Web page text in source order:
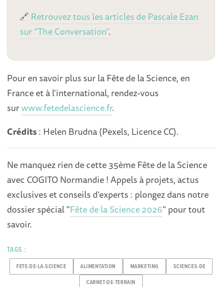
🔗 Retrouvez tous les articles de Pascale Ezan
sur “The Conversation”.
Pour en savoir plus sur la Fête de la Science, en
France et à l'international, rendez-vous
surwww.fetedelascience.fr.
Crédits: Helen Brudna (Pexels, Licence CC).
Ne manquez rien de cette 35ème Fête de la Science
avec COGITO Normandie ! Appels à projets, actus
exclusives et conseils d'experts : plongez dans notre
dossier spécial "Fête de la Science 2026" pour tout
savoir.
TAGS :
FETE-DE-LA-SCIENCE ALIMENTATION MARKETING SCIENCES-DE
CARNET-DE-TERRAIN